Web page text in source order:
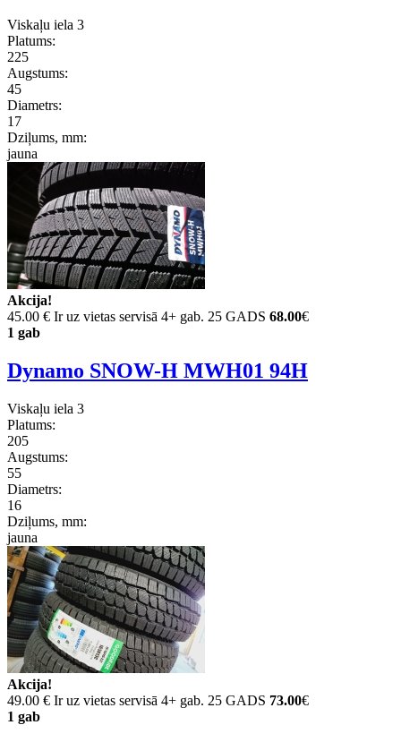
Viskaļu iela 3
Platums:
225
Augstums:
45
Diametrs:
17
Dziļums, mm:
jauna
Akcija!
45.00 € Ir uz vietas servisā 4+ gab. 25 GADS 68.00€
1 gab
Dynamo SNOW-H MWH01 94H
Viskaļu iela 3
Platums:
205
Augstums:
55
Diametrs:
16
Dziļums, mm:
jauna
Akcija!
49.00 € Ir uz vietas servisā 4+ gab. 25 GADS 73.00€
1 gab